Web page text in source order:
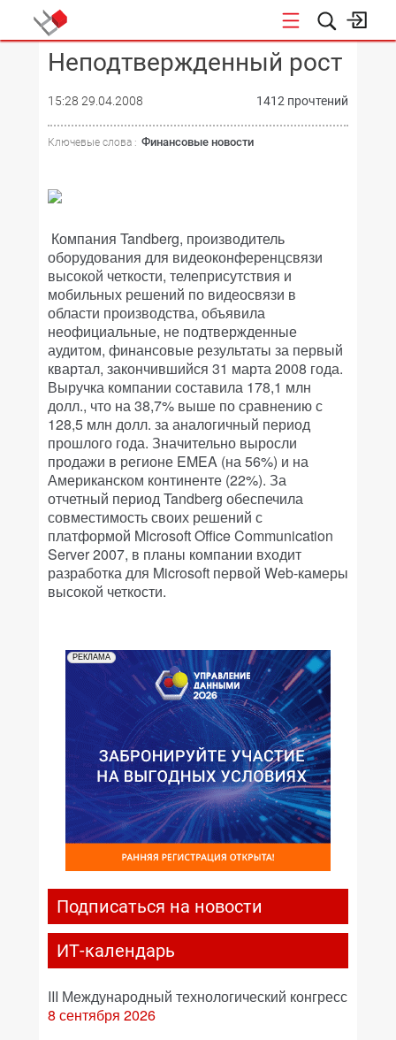
КОНФЕРЕНЦИИ
Неподтвержденный рост
15:28 29.04.2008 1412 прочтений
Ключевые слова : Финансовые новости
Компания Tandberg, производитель
оборудования для видеоконференцсвязи
высокой четкости, телеприсутствия и
мобильных решений по видеосвязи в
области производства, объявила
неофициальные, не подтвержденные
аудитом, финансовые результаты за первый
квартал, закончившийся 31 марта 2008 года.
Выручка компании составила 178,1 млн
долл., что на 38,7% выше по сравнению с
128,5 млн долл. за аналогичный период
прошлого года. Значительно выросли
продажи в регионе EMEA (на 56%) и на
Американском континенте (22%). За
отчетный период Tandberg обеспечила
совместимость своих решений с
платформой Microsoft Office Communication
Server 2007, в планы компании входит
разработка для Microsoft первой Web-камеры
высокой четкости.
РЕКЛАМА
Подписаться на новости
ИТ-календарь
III Международный технологический конгресс
8 сентября 2026